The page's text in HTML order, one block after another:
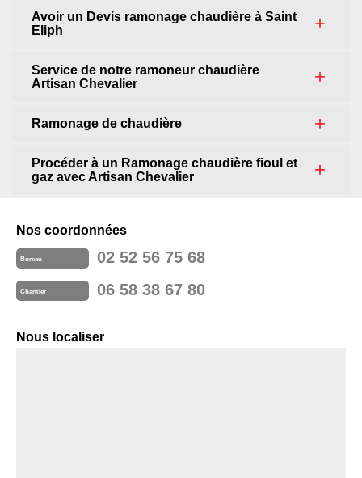
Avoir un Devis ramonage chaudière à Saint
Eliph
Service de notre ramoneur chaudière
Artisan Chevalier
Ramonage de chaudière
Procéder à un Ramonage chaudière fioul et
gaz avec Artisan Chevalier
Nos coordonnées
Bureau 02 52 56 75 68
Chantier 06 58 38 67 80
Nous localiser